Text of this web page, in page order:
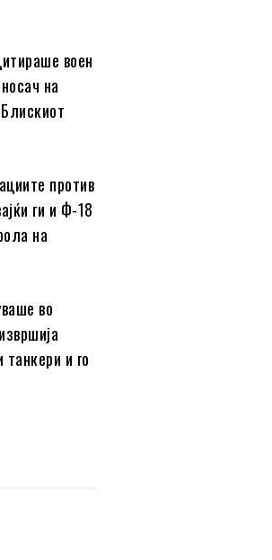
воен
на
против
ги и Ф-18
на
во
и го